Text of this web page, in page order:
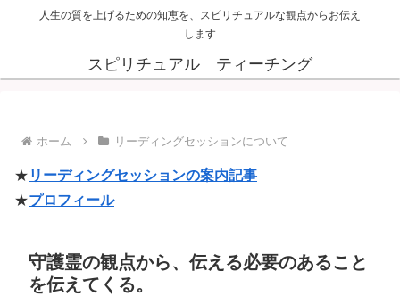
人生の質を上げるための知恵を、スピリチュアルな観点からお伝え
します
スピリチュアル ティーチング
ホーム リーディングセッションについて
★ リーディングセッションの案内記事
★プロフィール
守護霊の観点から、伝える必要のあること
を伝えてくる。